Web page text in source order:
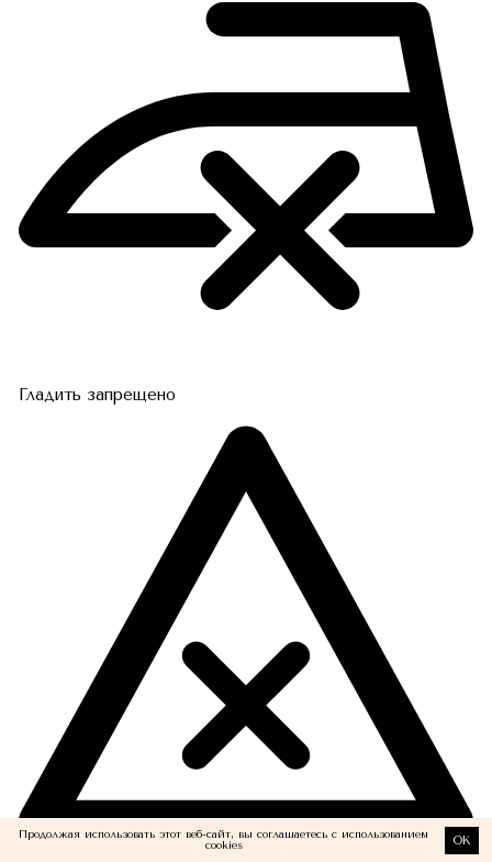
Гладить запрещено
Продолжая использовать этот веб-сайт, вы соглашаетесь с использованием
cookies
OK